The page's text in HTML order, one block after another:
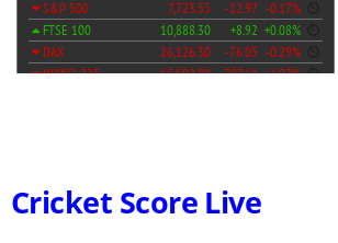
Cricket Score Live